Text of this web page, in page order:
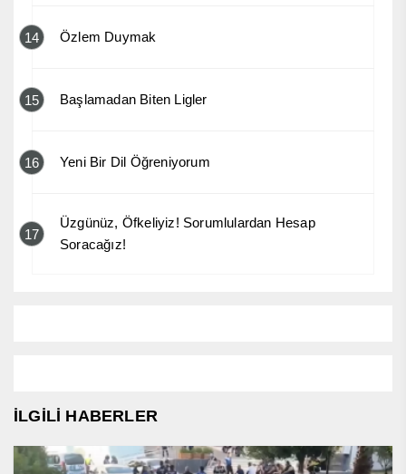
14 Özlem Duymak
15 Başlamadan Biten Ligler
16 Yeni Bir Dil Öğreniyorum
17
Üzgünüz, Öfkeliyiz! Sorumlulardan Hesap
Soracağız!
İLGİLİ HABERLER